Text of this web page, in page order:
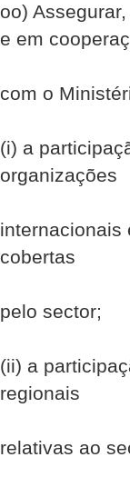
oo)
e em
com o
(i) a
organizações
internacionais
cobertas
pelo sector;
(ii) a
regionais
relativas ao